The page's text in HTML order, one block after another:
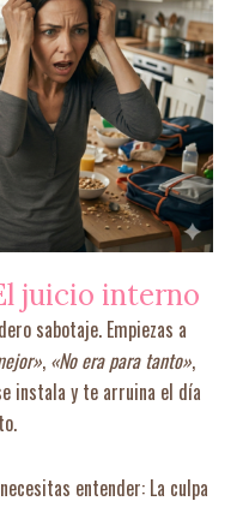
juicio interno
sabotaje. Empiezas a
, «No era para tanto»,
instala y te arruina el día
entender: La culpa